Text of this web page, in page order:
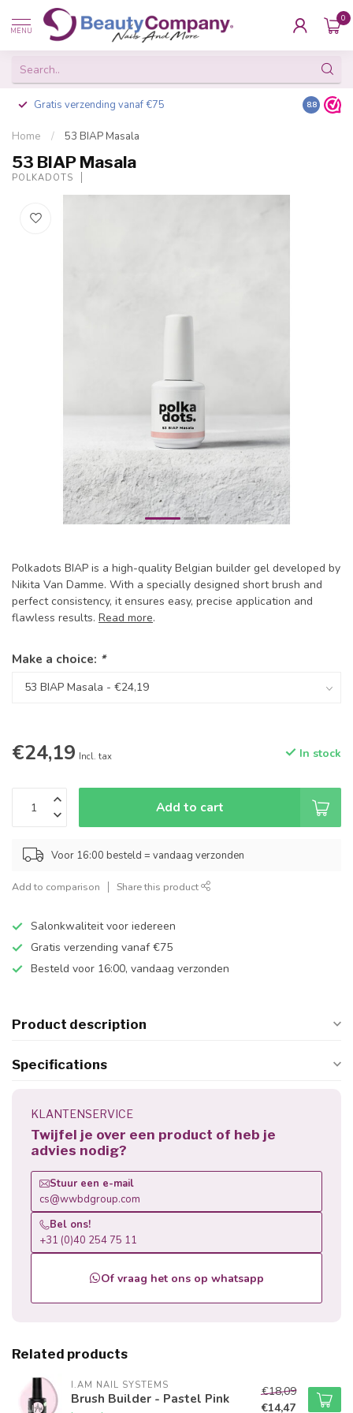
MENU
0
Gratis verzending vanaf €75 Besteld
8.8
Home / 53 BIAP Masala
53 BIAP Masala
POLKADOTS
Polkadots BIAP is a high-quality Belgian builder gel developed by
Nikita Van Damme. With a specially designed short brush and
perfect consistency, it ensures easy, precise application and
flawless results. Read more.
Make a choice: *
€24,19 Incl. tax In stock
Add to cart
Voor 16:00 besteld = vandaag verzonden
Add to comparison Share this product
Salonkwaliteit voor iedereen
Gratis verzending vanaf €75
Besteld voor 16:00, vandaag verzonden
Product description
Specifications
KLANTENSERVICE
Twijfel je over een product of heb je
advies nodig?
Stuur een e-mail
cs@wwbdgroup.com
Bel ons!
+31 (0)40 254 75 11
Of vraag het ons op whatsapp
Related products
I.AM NAIL SYSTEMS
Brush Builder - Pastel Pink
€18,09
€14,47